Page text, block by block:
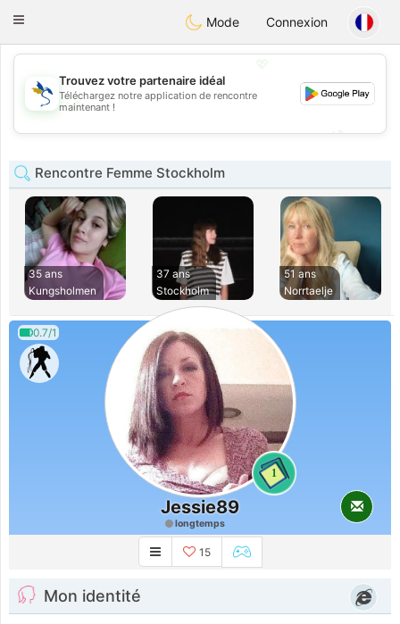
SvenskaDating
Toggle
Mode Connexion
💖
💕
Trouvez votre partenaire idéal
Téléchargez notre application de rencontre
maintenant !
Rencontre Femme Stockholm
35 ans
Kungsholmen
37 ans
Stockholm
51 ans
Norrtaelje
0.7/1
1
Jessie89
longtemps
15
Mon identité